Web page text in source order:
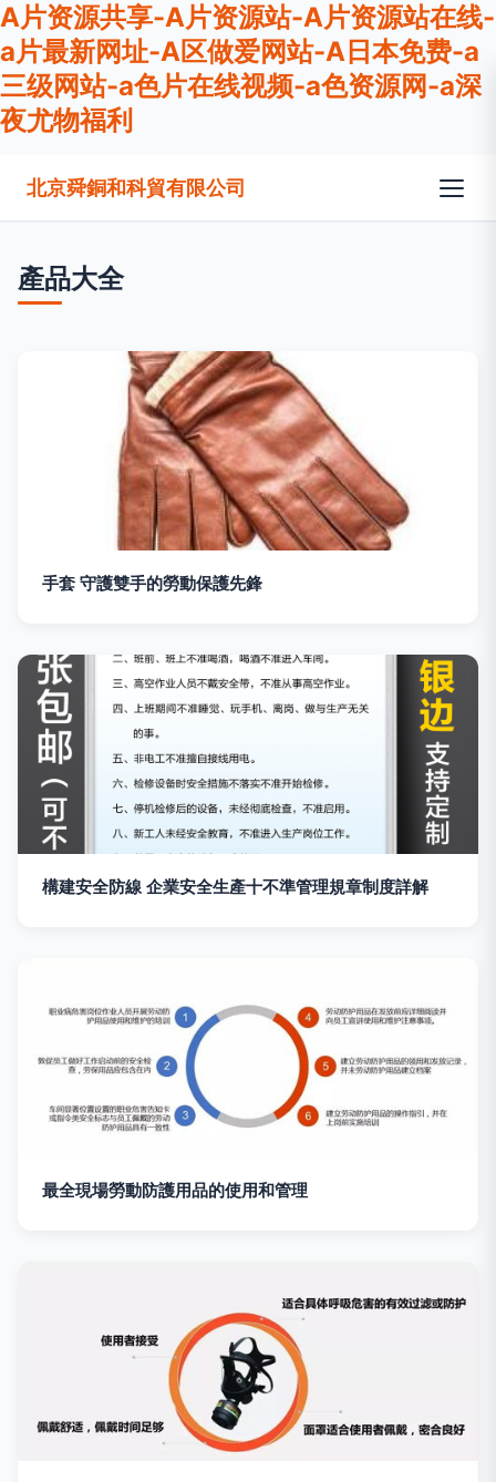
A片资源共享-A片资源站-A片资源站在线-
a片最新网址-A区做爱网站-A日本免费-a
三级网站-a色片在线视频-a色资源网-a深
夜尤物福利
北京舜銅和科貿有限公司
產品大全
手套 守護雙手的勞動保護先鋒
構建安全防線 企業安全生產十不準管理規章制度詳解
最全現場勞動防護用品的使用和管理